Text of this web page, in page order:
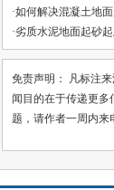
·如何解决混凝土地
·劣质水泥地面起砂
免责声明： 凡标注
闻目的在于传递更多
题，请作者一周内来